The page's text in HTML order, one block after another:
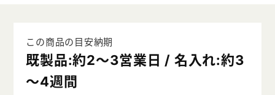
ボックスティッシュ本舗
メモ帳本舗
この商品の目安納期
既製品:約2～3営業日 / 名入れ:約3
～4週間